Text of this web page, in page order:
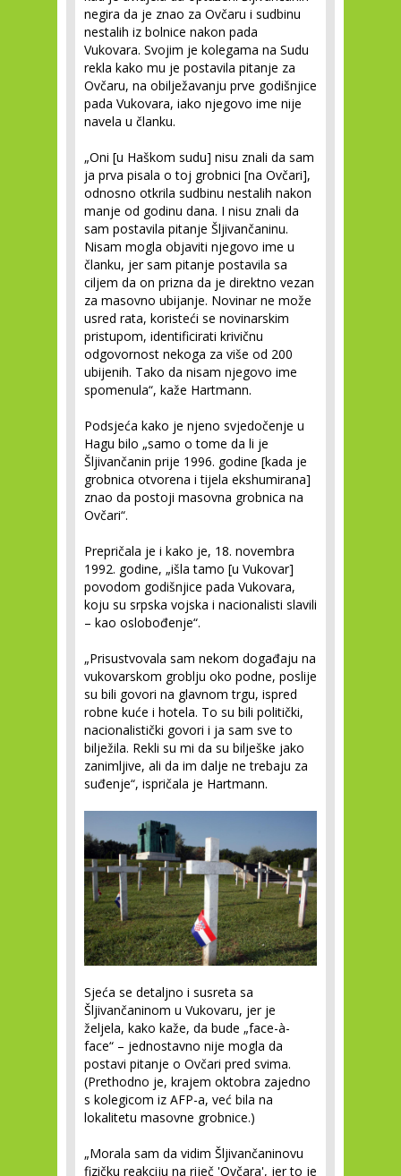
negira da je znao za Ovčaru i sudbinu
nestalih iz bolnice nakon pada
Vukovara. Svojim je kolegama na Sudu
rekla kako mu je postavila pitanje za
Ovčaru, na obilježavanju prve godišnjice
pada Vukovara, iako njegovo ime nije
navela u članku.
„Oni [u Haškom sudu] nisu znali da sam
ja prva pisala o toj grobnici [na Ovčari],
odnosno otkrila sudbinu nestalih nakon
manje od godinu dana. I nisu znali da
sam postavila pitanje Šljivančaninu.
Nisam mogla objaviti njegovo ime u
članku, jer sam pitanje postavila sa
ciljem da on prizna da je direktno vezan
za masovno ubijanje. Novinar ne može
usred rata, koristeći se novinarskim
pristupom, identificirati krivičnu
odgovornost nekoga za više od 200
ubijenih. Tako da nisam njegovo ime
spomenula“, kaže Hartmann.
Podsjeća kako je njeno svjedočenje u
Hagu bilo „samo o tome da li je
Šljivančanin prije 1996. godine [kada je
grobnica otvorena i tijela ekshumirana]
znao da postoji masovna grobnica na
Ovčari“.
Prepričala je i kako je, 18. novembra
1992. godine, „išla tamo [u Vukovar]
povodom godišnjice pada Vukovara,
koju su srpska vojska i nacionalisti slavili
– kao oslobođenje“.
„Prisustvovala sam nekom događaju na
vukovarskom groblju oko podne, poslije
su bili govori na glavnom trgu, ispred
robne kuće i hotela. To su bili politički,
nacionalistički govori i ja sam sve to
bilježila. Rekli su mi da su bilješke jako
zanimljive, ali da im dalje ne trebaju za
suđenje“, ispričala je Hartmann.
Sjeća se detaljno i susreta sa
Šljivančaninom u Vukovaru, jer je
željela, kako kaže, da bude „face-à-
face“ – jednostavno nije mogla da
postavi pitanje o Ovčari pred svima.
(Prethodno je, krajem oktobra zajedno
s kolegicom iz AFP-a, već bila na
lokalitetu masovne grobnice.)
„Morala sam da vidim Šljivančaninovu
fizičku reakciju na riječ 'Ovčara', jer to je